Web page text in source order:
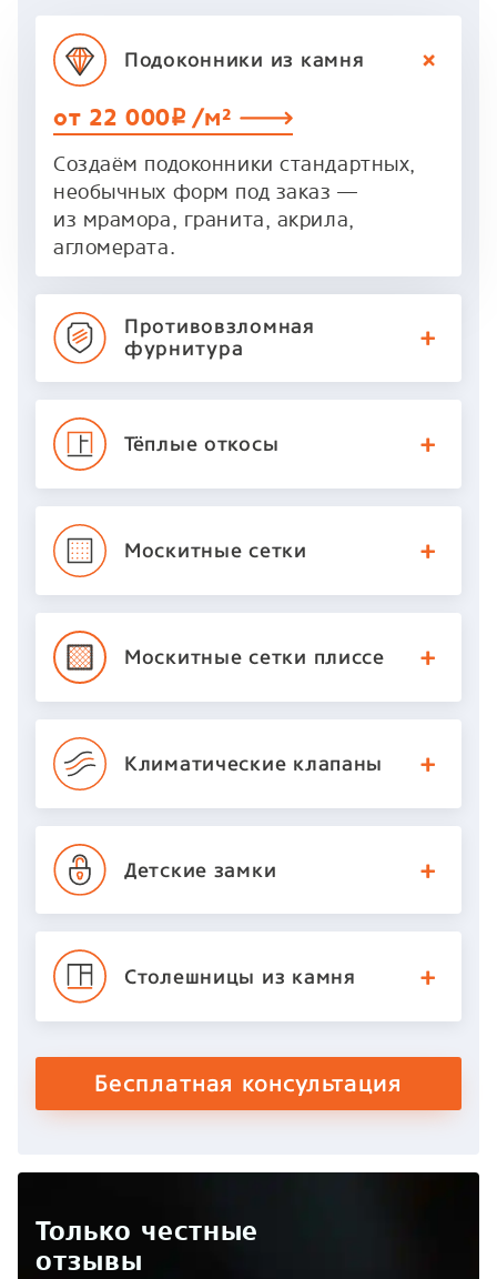
Подоконники из камня
от 22 000p /м²
Создаём подоконники стандартных,
необычных форм под заказ —
из мрамора, гранита, акрила,
агломерата.
Противовзломная
фурнитура
Тёплыеоткосы
Москитныесетки
Москитные сетки плиссе
Климатические клапаны
Детские замки
Столешницы из камня
Бесплатная консультация
Только честные
отзывы